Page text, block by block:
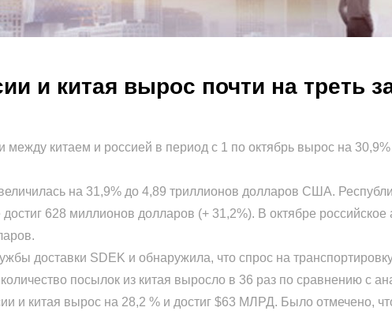
и китая вырос почти на треть
китаем и россией в период с 1 по октябрь вырос на
на 31,9% до 4,89 триллионов долларов США.
628 миллионов долларов (+ 31,2%). В октябре российское
доставки SDEK и обнаружила, что спрос на
посылок из китая выросло в 36 раз по сравнению с
китая вырос на 28,2 % и достиг $63 МЛРД. Было отмечено,